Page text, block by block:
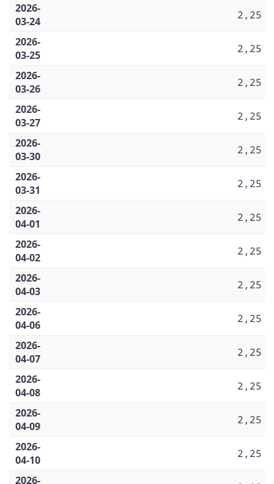
2026-
03-24
2,25
2026-
03-25
2,25
2026-
03-26
2,25
2026-
03-27
2,25
2026-
03-30
2,25
2026-
03-31
2,25
2026-
04-01
2,25
2026-
04-02
2,25
2026-
04-03
2,25
2026-
04-06
2,25
2026-
04-07
2,25
2026-
04-08
2,25
2026-
04-09
2,25
2026-
04-10
2,25
2026-